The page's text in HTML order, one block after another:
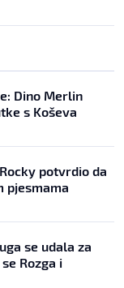
Dino Merlin
s Koševa
potvrdio da
pjesmama
se udala za
Rozga i